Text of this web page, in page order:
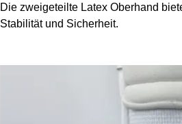
Die zweigeteilte Latex Oberhand
Stabilität und Sicherheit.